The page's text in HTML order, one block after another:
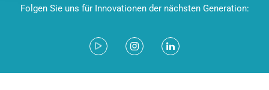
Folgen Sie uns für Innovationen der nächsten Generation: